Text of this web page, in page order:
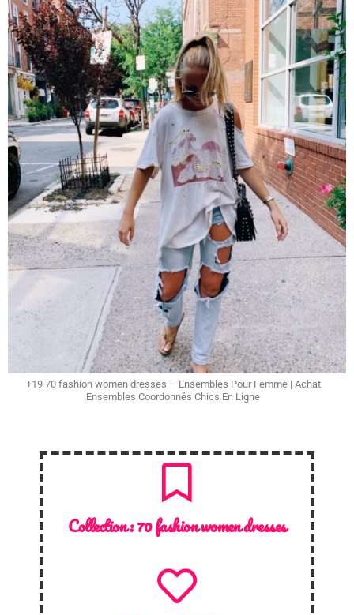
+19 70 fashion women dresses – Ensembles Pour Femme | Achat
Ensembles Coordonnés Chics En Ligne
Collection :70 fashion women dresses